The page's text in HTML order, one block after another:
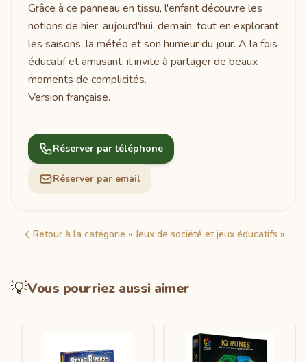
Grâce à ce panneau en tissu, l'enfant découvre les
notions de hier, aujourd'hui, demain, tout en explorant
les saisons, la météo et son humeur du jour. A la fois
éducatif et amusant, il invite à partager de beaux
moments de complicités.
Version française.
Réserver par téléphone
Réserver par email
Retour à la catégorie « Jeux de société et jeux éducatifs »
💡Vous pourriez aussi aimer